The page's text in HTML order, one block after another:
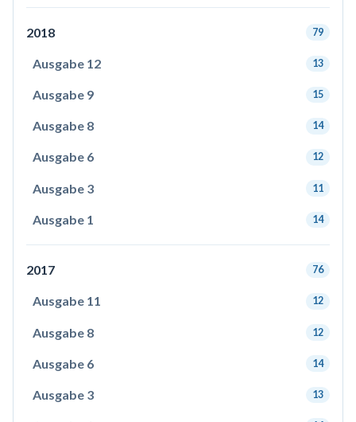
2018 79
Ausgabe 12 13
Ausgabe 9 15
Ausgabe 8 14
Ausgabe 6 12
Ausgabe 3 11
Ausgabe 1 14
2017 76
Ausgabe 11 12
Ausgabe 8 12
Ausgabe 6 14
Ausgabe 3 13